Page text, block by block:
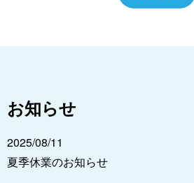
お知らせ
2025/08/11
夏季休業のお知らせ